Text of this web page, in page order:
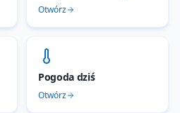
Otwórz
Pogoda dziś
Otwórz